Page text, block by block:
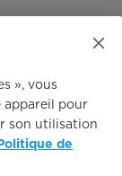
», vous
appareil pour
son utilisation
Politique de